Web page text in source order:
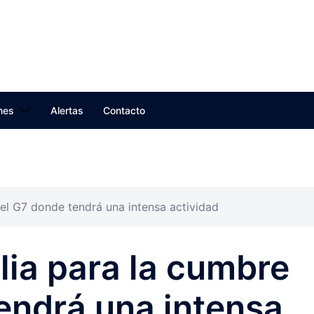
Alertas Contacto
G7 donde tendrá una intensa actividad
para la cumbre